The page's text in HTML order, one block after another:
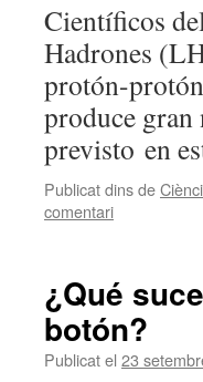
Científicos
Hadrones
protón-
produce gran
previsto en
Publicat dins de
comentari
¿Qué
botón?
Publicat el 23